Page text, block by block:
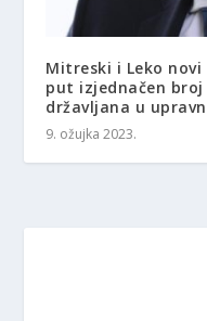
Mitreski i Leko
put izjednačen
državljana u
9. ožujka 2023.